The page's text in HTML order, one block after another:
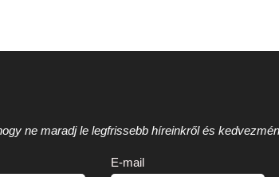
ne maradj le legfrissebb híreinkről és
E-mail